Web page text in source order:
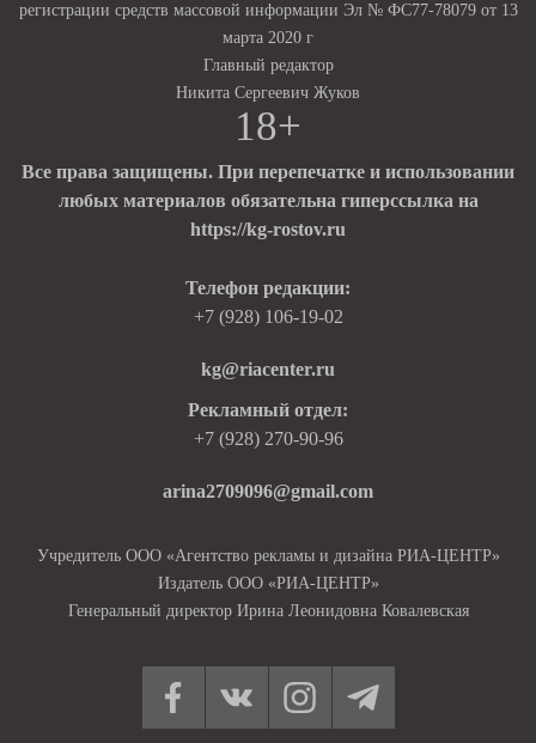
регистрации средств массовой информации Эл № ФС77-78079 от 13
марта 2020 г
Главный редактор
Никита Сергеевич Жуков
18+
Все права защищены. При перепечатке и использовании
любых материалов обязательна гиперссылка на
https://kg-rostov.ru
Телефон редакции:
+7 (928) 106-19-02
kg@riacenter.ru
Рекламный отдел:
+7 (928) 270-90-96
arina2709096@gmail.com
Учредитель ООО «Агентство рекламы и дизайна РИА-ЦЕНТР»
Издатель ООО «РИА-ЦЕНТР»
Генеральный директор Ирина Леонидовна Ковалевская